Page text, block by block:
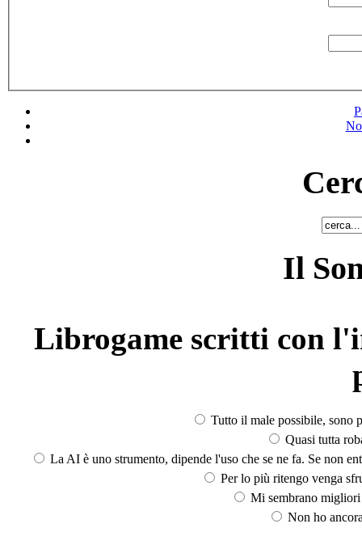
Il
Librogame scritti con
Tutto il male possibile, sono
Quasi tutta
La AI è uno strumento, dipende l'uso che se ne fa. Se non
Per lo più ritengo venga
Mi sembrano
Non ho